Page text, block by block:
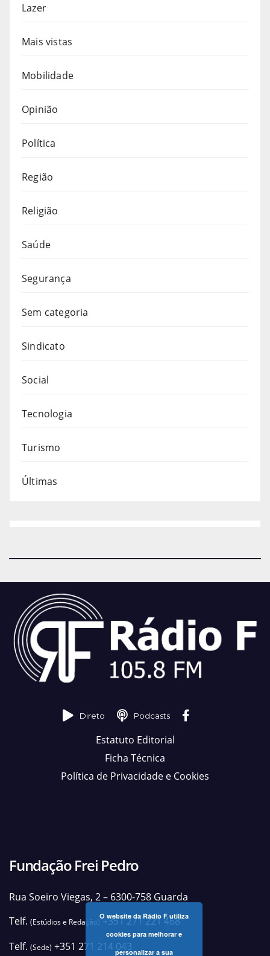
Lazer
Mais vistas
Mobilidade
Opinião
Política
Região
Religião
Saúde
Segurança
Sem categoria
Sindicato
Social
Tecnologia
Turismo
Últimas
Direto Podcasts
Estatuto Editorial
Ficha Técnica
Política de Privacidade e Cookies
Fundação Frei Pedro
Rua Soeiro Viegas, 2 – 6300-758 Guarda
Telf. (Estúdios e Redação)+351 271 221 468
Telf. (Sede) +351 271 214 043
O website da Rádio F utiliza
cookies para melhorar e
personalizar a sua